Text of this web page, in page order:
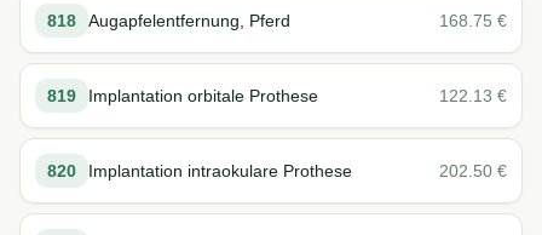
818 Augapfelentfernung, Pferd 168.75 €
819 Implantation orbitale Prothese 122.13 €
820 Implantation intraokulare Prothese 202.50 €